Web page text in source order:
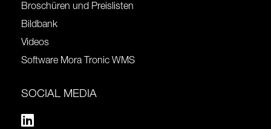
Broschüren und Preislisten
Bildbank
Videos
Software Mora Tronic WMS
SOCIAL MEDIA